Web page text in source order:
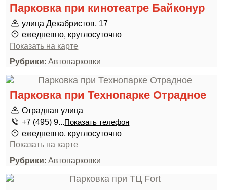
Парковка при кинотеатре Байконур
улица Декабристов, 17
ежедневно, круглосуточно
Показать на карте
Рубрики: Автопарковки
Парковка при Технопарке Отрадное
Отрадная улица
+7 (495) 9...Показать телефон
ежедневно, круглосуточно
Показать на карте
Рубрики: Автопарковки